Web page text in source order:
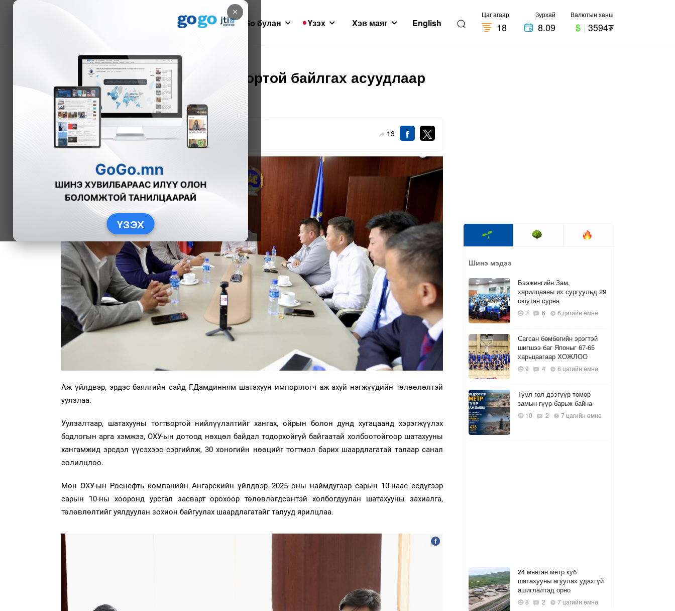
×
ҮЗЭХ
Мэдээ GoGo булан Үзэх Хэв маяг English
Цаг агаар
18
Зурхай
8.09
Валютын ханш
$ | 3594₮
Шатахууны нөөцийг тогтвортой байлгах асуудлаар
импортлогчидтой уулзжээ
Б.Нямдарь Эдийн засаг 2025-07-21 13
Аж үйлдвэр, эрдэс баялгийн сайд Г.Дамдинням шатахуун импортлогч аж ахуй нэгжүүдийн төлөөлөлтэй
уулзлаа.
Уулзалтаар, шатахууны тогтвортой нийлүүлэлтийг хангах, ойрын болон дунд хугацаанд хэрэгжүүлэх
бодлогын арга хэмжээ, ОХУ-ын дотоод нөхцөл байдал тодорхойгүй байгаатай холбоотойгоор шатахууны
хангамжид эрсдэл үүсэхээс сэргийлж, 30 хоногийн нөөцийг тогтмол барих шаардлагатай талаар санал
солилцлоо.
Мөн ОХУ-ын Роснефть компанийн Ангарскийн үйлдвэр 2025 оны наймдугаар сарын 10-наас есдүгээр
сарын 10-ны хооронд урсгал засварт орохоор төлөвлөгдсөнтэй холбогдуулан шатахууны захиалга,
төлөвлөлтийг уялдуулан зохион байгуулах шаардлагатайг талууд ярилцлаа.
Шинэ мэдээ
Бээжингийн Зам,
харилцааны их сургуульд 29
оюутан сурна
3 6 6 цагийн өмнө
Сагсан бөмбөгийн эрэгтэй
шигшээ баг Японыг 67-65
харьцаагаар ХОЖЛОО
9 4 6 цагийн өмнө
Туул гол дээгүүр төмөр
замын гүүр барьж байна
10 2 7 цагийн өмнө
24 мянган метр куб
шатахууны агуулах удахгүй
ашиглалтад орно
8 2 7 цагийн өмнө